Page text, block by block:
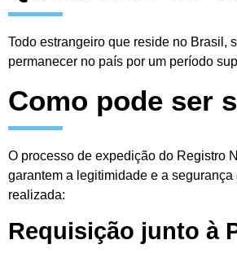
Todo estrangeiro que reside no Brasil,
permanecer no país por um período
Como pode ser
O processo de expedição do Registro
garantem a legitimidade e a
realizada:
Requisição junto à